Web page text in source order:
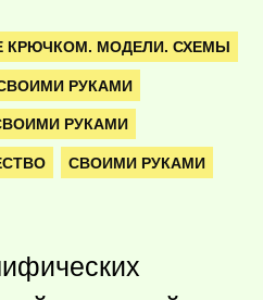
КРЮЧКОМ. МОДЕЛИ. СХЕМЫ
РУКАМИ
РУКАМИ
СВОИМИ РУКАМИ